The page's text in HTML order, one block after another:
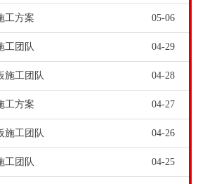
案的时候，运动木地板含水率应当
高为好；反之，我国北方天气干燥
板-22厚羽毛球馆木地板施工技术方
地板是由各种木质纤维和细胞泡的
板下辅助结构的支持，所以无论在
，都能满足各种不同类型运动项目
工方案 05-06
工团队 04-29
施工团队 04-28
工方案 04-27
施工团队 04-26
工团队 04-25